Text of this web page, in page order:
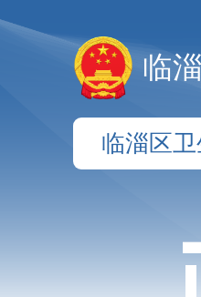
临
临淄区